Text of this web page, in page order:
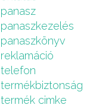
panasz
panaszkezelés
panaszkönyv
reklamáció
telefon
termékbiztonság
termék cimke